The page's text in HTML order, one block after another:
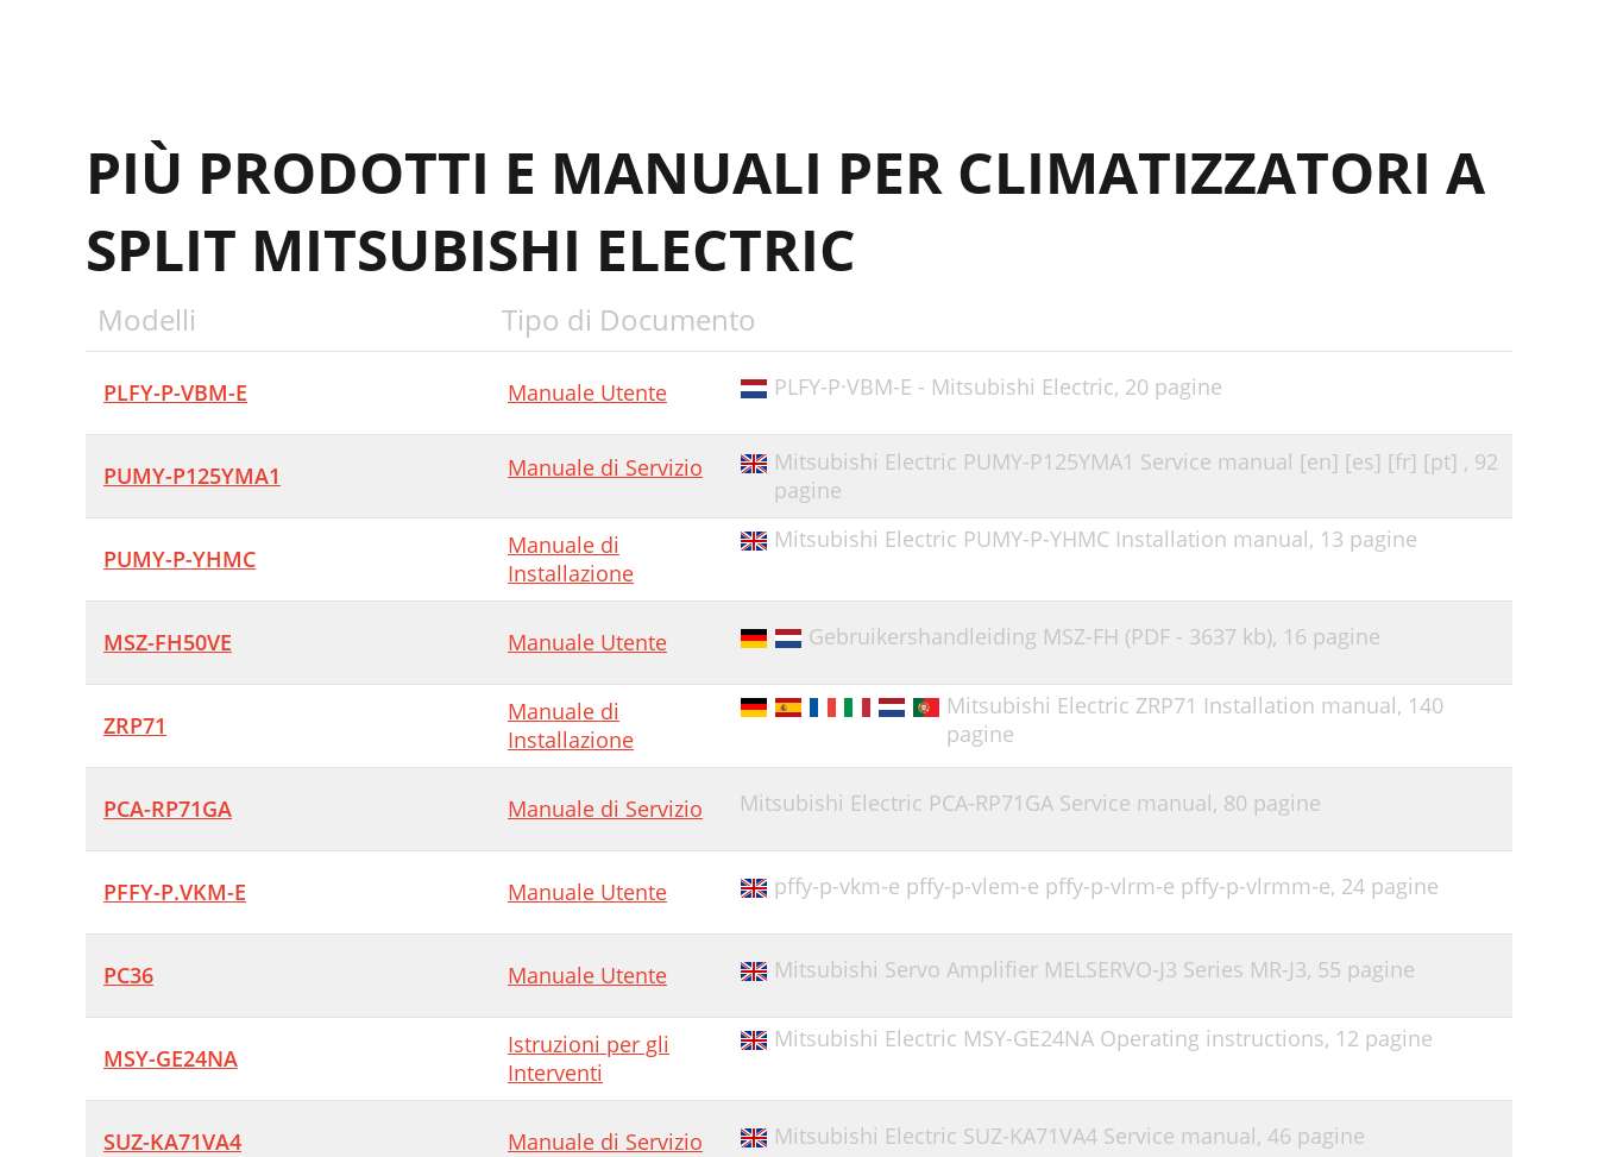
PIÙ PRODOTTI E MANUALI PER CLIMATIZZATORI A
SPLIT MITSUBISHI ELECTRIC
Modelli Tipo di Documento
PLFY-P-VBM-E Manuale Utente PLFY-P·VBM-E - Mitsubishi Electric, 20 pagine
PUMY-P125YMA1 Manuale di Servizio Mitsubishi Electric PUMY-P125YMA1 Service manual [en] [es] [fr] [pt] , 92
pagine
PUMY-P-YHMC
Manuale di
Installazione
Mitsubishi Electric PUMY-P-YHMC Installation manual, 13 pagine
MSZ-FH50VE Manuale Utente Gebruikershandleiding MSZ-FH (PDF - 3637 kb), 16 pagine
ZRP71
Manuale di
Installazione
Mitsubishi Electric ZRP71 Installation manual, 140
pagine
PCA-RP71GA Manuale di Servizio Mitsubishi Electric PCA-RP71GA Service manual, 80 pagine
PFFY-P.VKM-E Manuale Utente pffy-p-vkm-e pffy-p-vlem-e pffy-p-vlrm-e pffy-p-vlrmm-e, 24 pagine
PC36 Manuale Utente Mitsubishi Servo Amplifier MELSERVO-J3 Series MR-J3, 55 pagine
MSY-GE24NA
Istruzioni per gli
Interventi
Mitsubishi Electric MSY-GE24NA Operating instructions, 12 pagine
SUZ-KA71VA4 Manuale di Servizio Mitsubishi Electric SUZ-KA71VA4 Service manual, 46 pagine